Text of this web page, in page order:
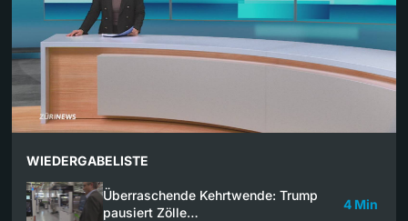
WIEDERGABELISTE
Überraschende Kehrtwende: Trump
pausiert Zölle…
4 Min